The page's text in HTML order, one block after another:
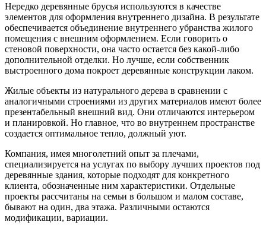
Нередко деревянные брусья используются в качестве
элементов для оформления внутреннего дизайна. В результате
обеспечивается объединение внутреннего убранства жилого
помещения с внешним оформлением. Если говорить о
стеновой поверхности, она часто остается без какой-либо
дополнительной отделки. Но лучше, если собственник
выстроенного дома покроет деревянные конструкции лаком.
Жилые объекты из натурального дерева в сравнении с
аналогичными строениями из других материалов имеют более
презентабельный внешний вид. Они отличаются интерьером
и планировкой. Но главное, что во внутреннем пространстве
создается оптимальное тепло, должный уют.
Компания, имея многолетний опыт за плечами,
специализируется на услугах по выбору лучших проектов под
деревянные здания, которые подходят для конкретного
клиента, обозначенные ним характеристики. Отдельные
проекты рассчитаны на семьи в большом и малом составе,
бывают на один, два этажа. Различными остаются
модификации, вариации.